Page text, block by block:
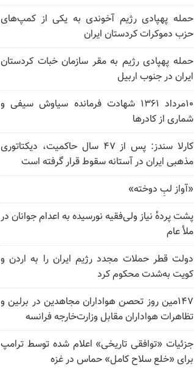
حمله پهپادی رژیم آخوندی به یکی از کمپ‌های
حزب دموکرات کردستان ایران
حمله پهپادی رژیم به مقر سازمان خبات کردستان
ایران در جنوب اربیل
۱۰مرداد ۱۳۶۱ شهادت فرمانده سیاوش سیفی و
شماری از کادرها
کارلا سندز: پس از ۴۷ سال حاکمیت، دیکتاتوری
مذهبی ایران در آستانه سقوط قرار گرفته است
«آواز لبِ دوخته»
پشت پرده‌ٔ نیاز ولی‌فقیه نورسیده به اعدام جوانان در
ملأ عام
دولت قطر حملات مجدد رژیم ایران را به اردن و
کویت به‌شدت محکوم کرد
۱۴۷مین روز تحصن هواداران مجاهدین در برلین و
تظاهرات هواداران مقابل وزارت‌خارجه فرانسه
جزئیات «توافقی تاریخی» اعلام شده توسط ترامپ
برای «خلع سلاح کامل» حماس در غزه